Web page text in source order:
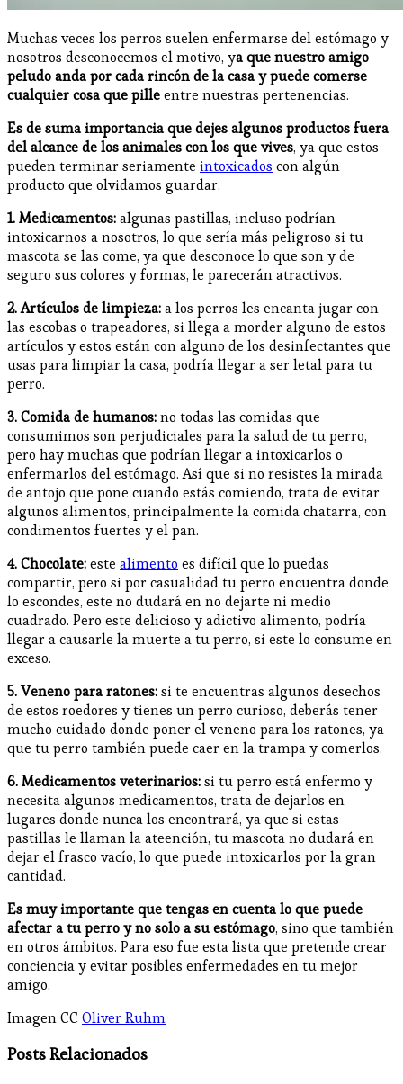
Muchas veces los perros suelen enfermarse del estómago y
nosotros desconocemos el motivo, ya que nuestro amigo
peludo anda por cada rincón de la casa y puede comerse
cualquier cosa que pilleentre nuestras pertenencias.
Es de suma importancia que dejes algunos productos fuera
del alcance de los animales con los que vives, ya que estos
pueden terminar seriamente intoxicados con algún
producto que olvidamos guardar.
1. Medicamentos:algunas pastillas, incluso podrían
intoxicarnos a nosotros, lo que sería más peligroso si tu
mascota se las come, ya que desconoce lo que son y de
seguro sus colores y formas, le parecerán atractivos.
2. Artículos de limpieza:a los perros les encanta jugar con
las escobas o trapeadores, si llega a morder alguno de estos
artículos y estos están con alguno de los desinfectantes que
usas para limpiar la casa, podría llegar a ser letal para tu
perro.
3. Comida de humanos:no todas las comidas que
consumimos son perjudiciales para la salud de tu perro,
pero hay muchas que podrían llegar a intoxicarlos o
enfermarlos del estómago. Así que si no resistes la mirada
de antojo que pone cuando estás comiendo, trata de evitar
algunos alimentos, principalmente la comida chatarra, con
condimentos fuertes y el pan.
4. Chocolate:este alimento es difícil que lo puedas
compartir, pero si por casualidad tu perro encuentra donde
lo escondes, este no dudará en no dejarte ni medio
cuadrado. Pero este delicioso y adictivo alimento, podría
llegar a causarle la muerte a tu perro, si este lo consume en
exceso.
5. Veneno para ratones:si te encuentras algunos desechos
de estos roedores y tienes un perro curioso, deberás tener
mucho cuidado donde poner el veneno para los ratones, ya
que tu perro también puede caer en la trampa y comerlos.
6. Medicamentos veterinarios:si tu perro está enfermo y
necesita algunos medicamentos, trata de dejarlos en
lugares donde nunca los encontrará, ya que si estas
pastillas le llaman la ateención, tu mascota no dudará en
dejar el frasco vacío, lo que puede intoxicarlos por la gran
cantidad.
Es muy importante que tengas en cuenta lo que puede
afectar a tu perro y no solo a su estómago, sino que también
en otros ámbitos. Para eso fue esta lista que pretende crear
conciencia y evitar posibles enfermedades en tu mejor
amigo.
Imagen CC Oliver Ruhm
Posts Relacionados